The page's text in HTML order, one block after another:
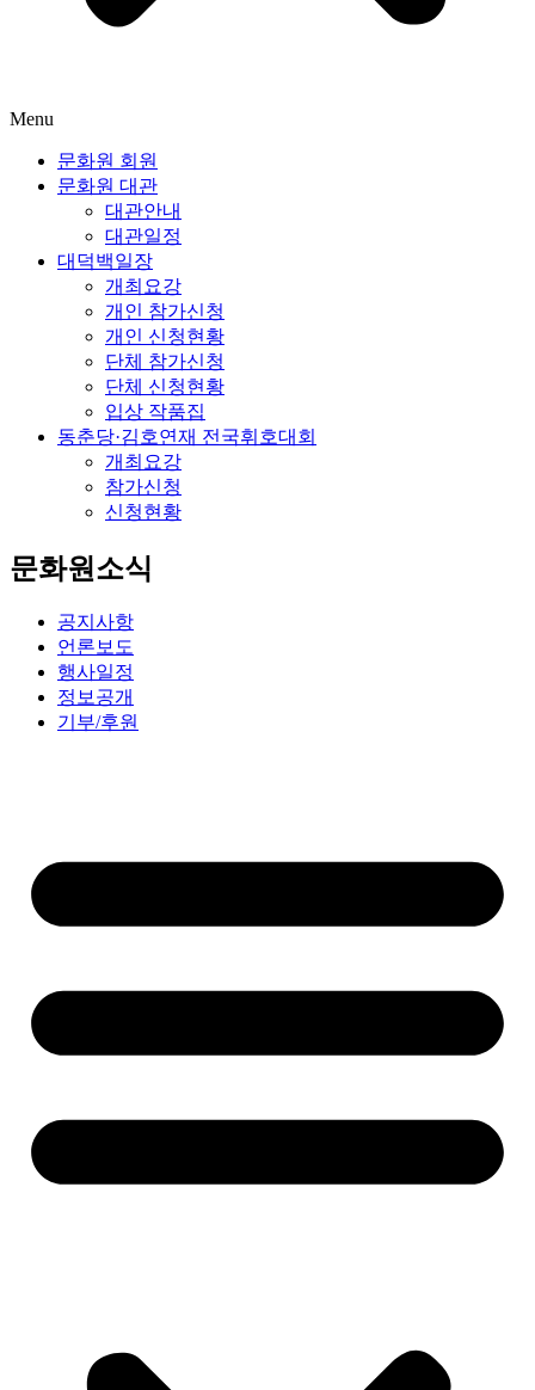
Menu
문화원 회원
문화원 대관
대관안내
대관일정
대덕백일장
개최요강
개인 참가신청
개인 신청현황
단체 참가신청
단체 신청현황
입상 작품집
동춘당·김호연재 전국휘호대회
개최요강
참가신청
신청현황
문화원소식
공지사항
언론보도
행사일정
정보공개
기부/후원